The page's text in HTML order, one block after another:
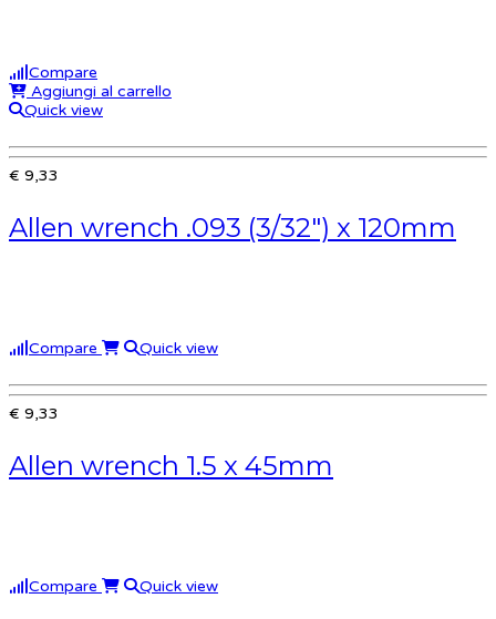
Compare
Aggiungi al carrello
Quick view
€ 9,33
Allen wrench .093 (3/32″) x 120mm
Compare Quick view
€ 9,33
Allen wrench 1.5 x 45mm
Compare Quick view